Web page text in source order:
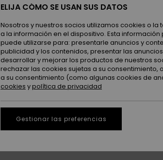
ELIJA CÓMO SE USAN SUS DATOS
Nosotros y nuestros socios utilizamos cookies o
a la información en el dispositivo. Esta
puede utilizarse para: presentarle anuncios y
publicidad y los contenidos, presentar las
desarrollar y mejorar los productos de nuestros
rechazar las cookies sujetas a su
a su consentimiento (como algunas cookies de
cookies ypolítica de privacidad
Gestionar las preferencias